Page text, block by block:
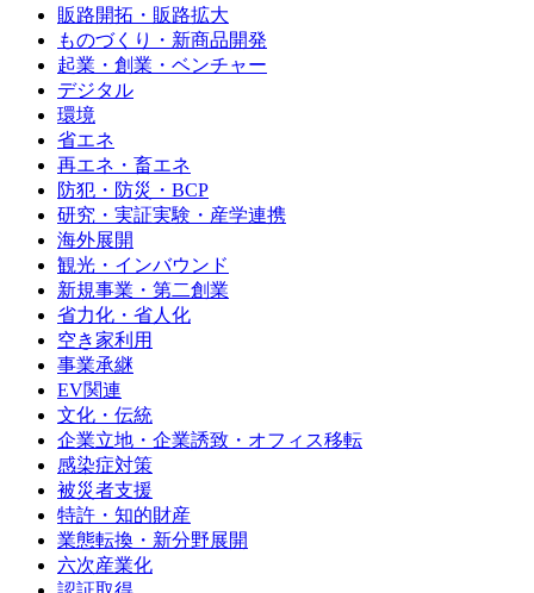
販路開拓・販路拡大
ものづくり・新商品開発
起業・創業・ベンチャー
デジタル
環境
省エネ
再エネ・畜エネ
防犯・防災・BCP
研究・実証実験・産学連携
海外展開
観光・インバウンド
新規事業・第二創業
省力化・省人化
空き家利用
事業承継
EV関連
文化・伝統
企業立地・企業誘致・オフィス移転
感染症対策
被災者支援
特許・知的財産
業態転換・新分野展開
六次産業化